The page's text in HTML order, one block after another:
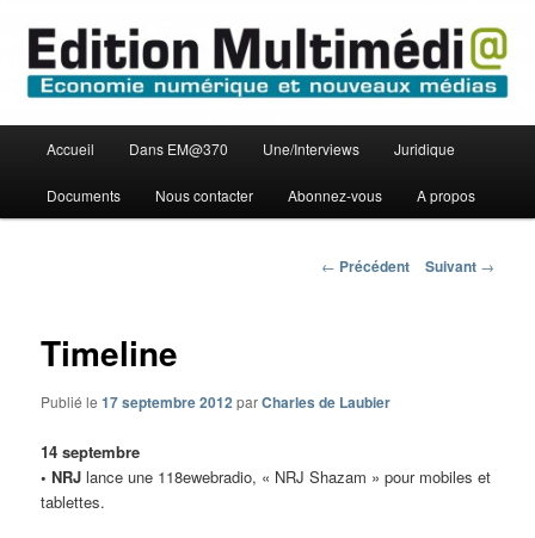
contenu
principalEdition Multimédi@
principal
Accueil Dans EM@370 Une/Interviews Juridique
Documents Nous contacter Abonnez-vous A propos
Navigation
← Précédent Suivant →
Timeline
Publié le17 septembre 2012parCharles de Laubier
14 septembre
• NRJ lance une 118ewebradio, « NRJ Shazam » pour mobiles et
tablettes.